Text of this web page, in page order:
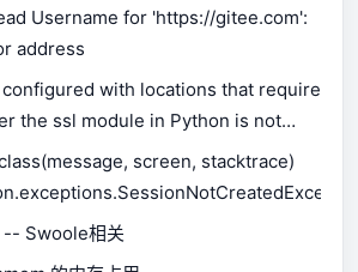
Username for 'https://gitee.com':
address
configured with locations that require
the ssl module in Python is not
screen, stacktrace)
-- Swoole相关